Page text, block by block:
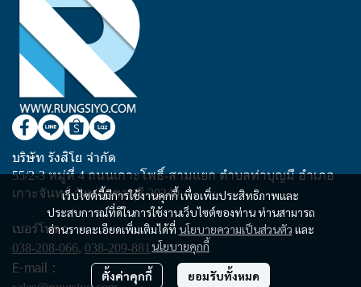
เว็บไซต์นี้มีการใช้งานคุกกี้ เพื่อเพิ่มประสิทธิภาพและ
ประสบการณ์ที่ดีในการใช้งานเว็บไซต์ของท่าน ท่านสามารถ
อ่านรายละเอียดเพิ่มเติมได้ที่ นโยบายความเป็นส่วนตัว และ
นโยบายคุกกี้
ตั้งค่าคุกกี้ ยอมรับทั้งหมด
บริษัท รังสิโย จำกัด
55/2-3 หมู่ที่ 4 ถนนเกาะโพธิ์-สามแยก ตำบลท่าบุญมี อำเภอ
เกาะจันทร์ จังหวัดชลบุรี 20240
เบอร์โทร :
038-208-066, 038-209-881
E-mail :